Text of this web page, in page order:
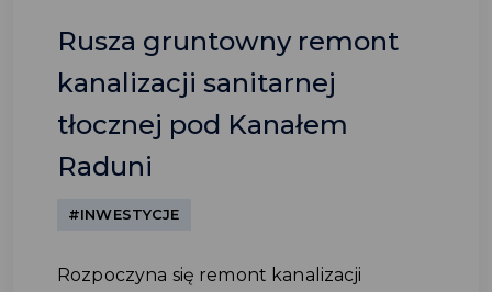
Rusza gruntowny remont
kanalizacji sanitarnej
tłocznej pod Kanałem
Raduni
#INWESTYCJE
Rozpoczyna się remont kanalizacji